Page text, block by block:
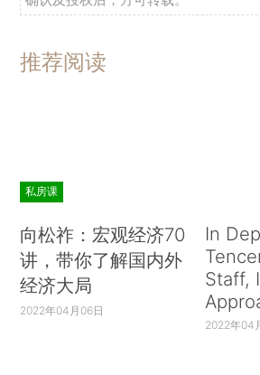
推荐阅读
私房课
向松祚：宏观经济70
讲，带你了解国内外
经济大局
2022年04月06日
In
Staff,
2022年04